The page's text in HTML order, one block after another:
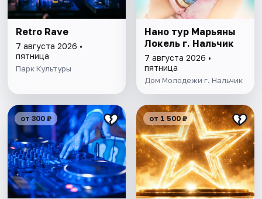
Retro Rave
7 августа 2026 •
пятница
Парк Культуры
Нано тур Марьяны
Локель г. Нальчик
7 августа 2026 •
пятница
Дом Молодежи г. Нальчик
от 300 ₽ от 1 500 ₽